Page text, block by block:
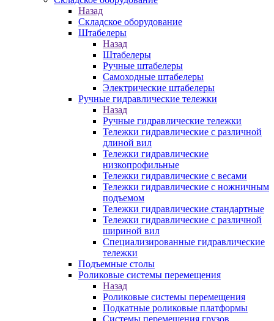
Назад
Складское оборудование
Штабелеры
Назад
Штабелеры
Ручные штабелеры
Самоходные штабелеры
Электрические штабелеры
Ручные гидравлические тележки
Назад
Ручные гидравлические тележки
Тележки гидравлические с различной
длиной вил
Тележки гидравлические
низкопрофильные
Тележки гидравлические с весами
Тележки гидравлические с ножничным
подъемом
Тележки гидравлические стандартные
Тележки гидравлические с различной
шириной вил
Специализированные гидравлические
тележки
Подъемные столы
Роликовые системы перемещения
Назад
Роликовые системы перемещения
Подкатные роликовые платформы
Системы перемещения грузов